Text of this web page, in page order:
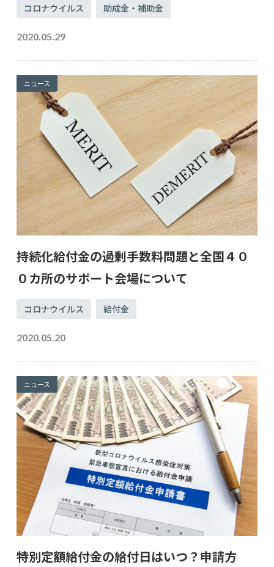
コロナウイルス 助成金・補助金
2020.05.29
ニュース
持続化給付金の過剰手数料問題と全国４０
０カ所のサポート会場について
コロナウイルス 給付金
2020.05.20
ニュース
特別定額給付金の給付日はいつ？申請方